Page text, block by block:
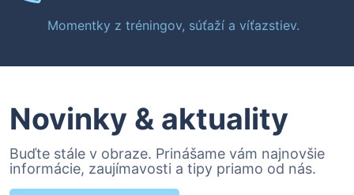
Momentky z tréningov, súťaží a víťazstiev.
Novinky & aktuality
Buďte stále v obraze. Prinášame vám najnovšie
informácie, zaujímavosti a tipy priamo od nás.